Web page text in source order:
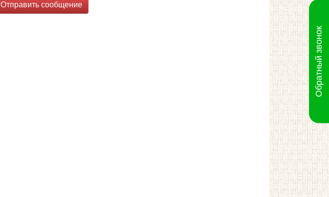
Отправить сообщение
Обратный звонок